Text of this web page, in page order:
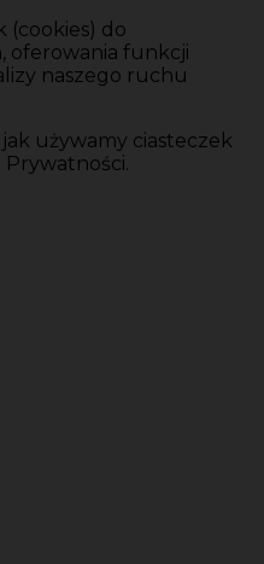
(cookies) do
oferowania funkcji
naszego ruchu
używamy ciasteczek
Prywatności.